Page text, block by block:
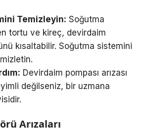
Temizleyin: Soğutma
tortu ve kireç, devirdaim
kısaltabilir. Soğutma sistemini
Devirdaim pompası arızası
değilseniz, bir uzmana
Arızaları